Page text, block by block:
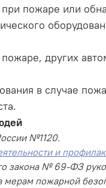
пожаре или
других
в случае
№1120.
и
закона № 69-ФЗ
мерам пожарной